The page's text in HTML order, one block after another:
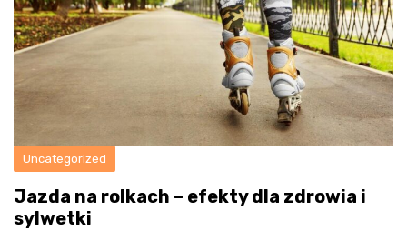
Uncategorized
Jazda na rolkach – efekty dla zdrowia i
sylwetki